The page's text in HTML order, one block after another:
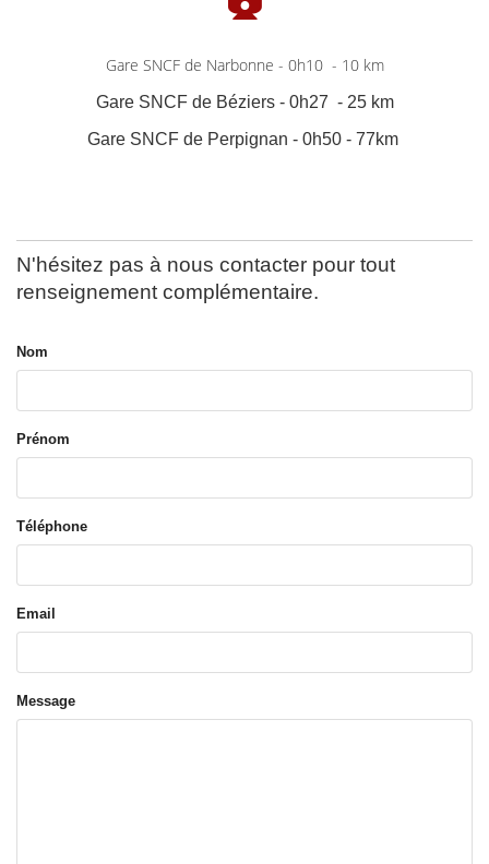
Gare SNCF de Narbonne - 0h10 - 10 km
Gare SNCF de Béziers - 0h27 - 25 km
Gare SNCF de Perpignan - 0h50 - 77km
N'hésitez pas à nous contacter pour tout
renseignement complémentaire.
Nom
Prénom
Téléphone
Email
Message